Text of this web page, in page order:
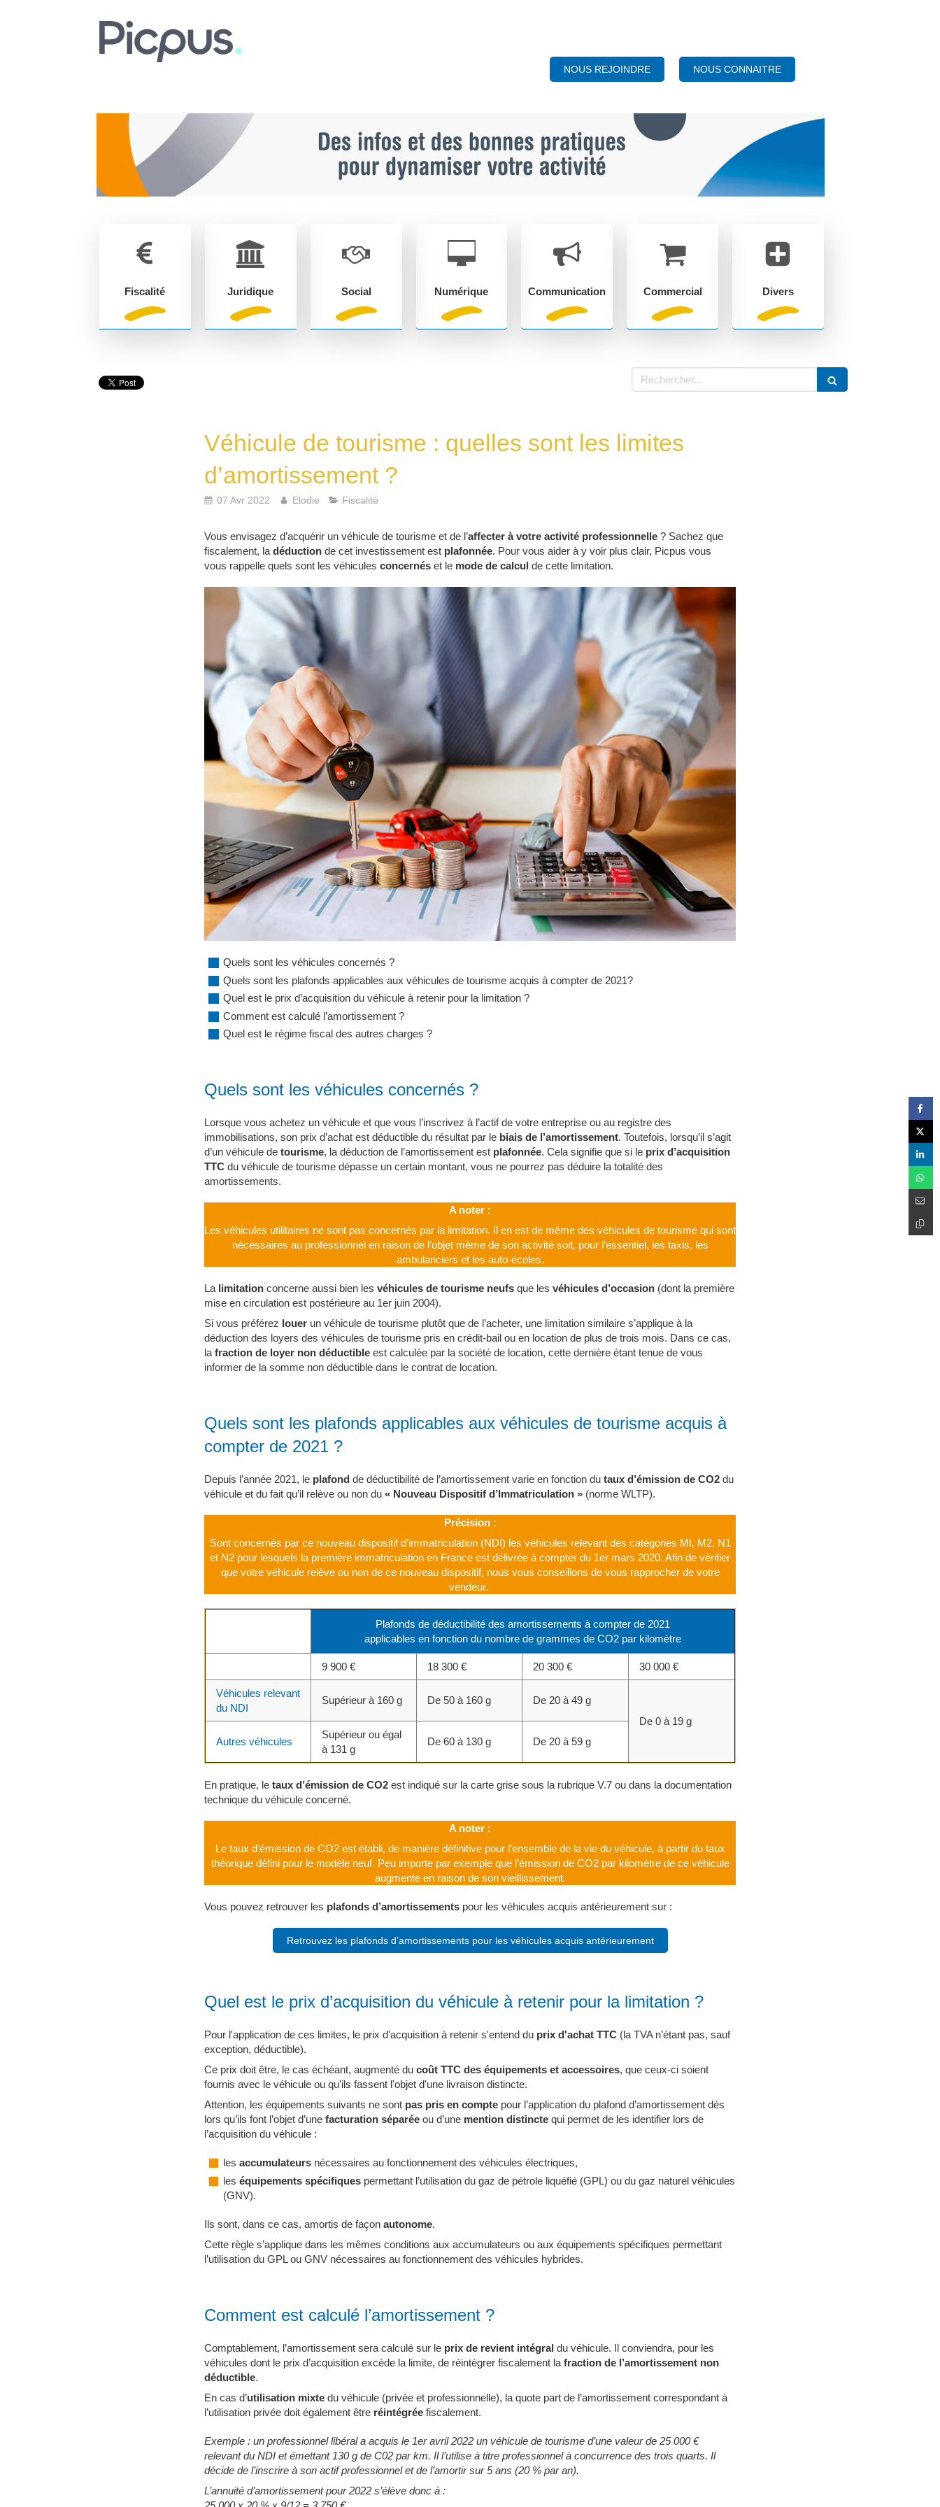
NOUS REJOINDRE NOUS CONNAITRE
Fiscalité Juridique Social Numérique Communication Commercial Divers
Rechercher
Véhicule de tourisme : quelles sont les limites
d’amortissement ?
07 Avr 2022 Elodie Fiscalité
Vous envisagez d’acquérir un véhicule de tourisme et de l’affecter à votre activité professionnelle ? Sachez que
fiscalement, la déduction de cet investissement est plafonnée. Pour vous aider à y voir plus clair, Picpus vous
vous rappelle quels sont les véhicules concernés et le mode de calcul de cette limitation.
Quels sont les véhicules concernés ?
Quels sont les plafonds applicables aux véhicules de tourisme acquis à compter de 2021?
Quel est le prix d’acquisition du véhicule à retenir pour la limitation ?
Comment est calculé l’amortissement ?
Quel est le régime fiscal des autres charges ?
Quels sont les véhicules concernés ?
Lorsque vous achetez un véhicule et que vous l’inscrivez à l’actif de votre entreprise ou au registre des
immobilisations, son prix d’achat est déductible du résultat par le biais de l’amortissement. Toutefois, lorsqu’il s’agit
d’un véhicule de tourisme, la déduction de l’amortissement est plafonnée. Cela signifie que si le prix d’acquisition
TTC du véhicule de tourisme dépasse un certain montant, vous ne pourrez pas déduire la totalité des
amortissements.
A noter :
Les véhicules utilitaires ne sont pas concernés par la limitation. Il en est de même des véhicules de tourisme qui sont
nécessaires au professionnel en raison de l’objet même de son activité soit, pour l’essentiel, les taxis, les
ambulanciers et les auto-écoles.
La limitation concerne aussi bien les véhicules de tourisme neufs que les véhicules d’occasion (dont la première
mise en circulation est postérieure au 1er juin 2004).
Si vous préférez louer un véhicule de tourisme plutôt que de l’acheter, une limitation similaire s’applique à la
déduction des loyers des véhicules de tourisme pris en crédit-bail ou en location de plus de trois mois. Dans ce cas,
la fraction de loyer non déductible est calculée par la société de location, cette dernière étant tenue de vous
informer de la somme non déductible dans le contrat de location.
Quels sont les plafonds applicables aux véhicules de tourisme acquis à
compter de 2021 ?
Depuis l’année 2021, le plafond de déductibilité de l’amortissement varie en fonction du taux d’émission de CO2 du
véhicule et du fait qu’il relève ou non du « Nouveau Dispositif d’Immatriculation » (norme WLTP).
Précision :
Sont concernés par ce nouveau dispositif d’immatriculation (NDI) les véhicules relevant des catégories MI, M2, N1
et N2 pour lesquels la première immatriculation en France est délivrée à compter du 1er mars 2020. Afin de vérifier
que votre véhicule relève ou non de ce nouveau dispositif, nous vous conseillons de vous rapprocher de votre
vendeur.
Plafonds de déductibilité des amortissements à compter de 2021
applicables en fonction du nombre de grammes de CO2 par kilomètre
9 900 € 18 300 € 20 300 € 30 000 €
Véhicules relevant
du NDI
Supérieur à 160 g De 50 à 160 g
De 20 à 49 g
De 0 à 19 g
Autres véhicules
Supérieur ou égal
à 131 g
De 60 à 130 g De 20 à 59 g
En pratique, le taux d’émission de CO2 est indiqué sur la carte grise sous la rubrique V.7 ou dans la documentation
technique du véhicule concerné.
A noter :
Le taux d’émission de CO2 est établi, de manière définitive pour l’ensemble de la vie du véhicule, à partir du taux
théorique défini pour le modèle neuf. Peu importe par exemple que l’émission de CO2 par kilomètre de ce véhicule
augmente en raison de son vieillissement.
Vous pouvez retrouver les plafonds d’amortissements pour les véhicules acquis antérieurement sur :
Retrouvez les plafonds d’amortissements pour les véhicules acquis antérieurement
Quel est le prix d’acquisition du véhicule à retenir pour la limitation ?
Pour l'application de ces limites, le prix d'acquisition à retenir s'entend du prix d'achat TTC (la TVA n’étant pas, sauf
exception, déductible).
Ce prix doit être, le cas échéant, augmenté du coût TTC des équipements et accessoires, que ceux-ci soient
fournis avec le véhicule ou qu'ils fassent l'objet d'une livraison distincte.
Attention, les équipements suivants ne sont pas pris en compte pour l’application du plafond d’amortissement dès
lors qu’ils font l’objet d’une facturation séparée ou d’une mention distincte qui permet de les identifier lors de
l’acquisition du véhicule :
les accumulateurs nécessaires au fonctionnement des véhicules électriques,
les équipements spécifiques permettant l’utilisation du gaz de pétrole liquéfié (GPL) ou du gaz naturel véhicules
(GNV).
Ils sont, dans ce cas, amortis de façon autonome.
Cette règle s’applique dans les mêmes conditions aux accumulateurs ou aux équipements spécifiques permettant
l’utilisation du GPL ou GNV nécessaires au fonctionnement des véhicules hybrides.
Comment est calculé l’amortissement ?
Comptablement, l’amortissement sera calculé sur le prix de revient intégral du véhicule. Il conviendra, pour les
véhicules dont le prix d’acquisition excède la limite, de réintégrer fiscalement la fraction de l’amortissement non
déductible.
En cas d’utilisation mixte du véhicule (privée et professionnelle), la quote part de l’amortissement correspondant à
l’utilisation privée doit également être réintégrée fiscalement.
Exemple : un professionnel libéral a acquis le 1er avril 2022 un véhicule de tourisme d’une valeur de 25 000 €
relevant du NDI et émettant 130 g de C02 par km. Il l’utilise à titre professionnel à concurrence des trois quarts. Il
décide de l’inscrire à son actif professionnel et de l’amortir sur 5 ans (20 % par an).
L’annuité d’amortissement pour 2022 s’élève donc à :